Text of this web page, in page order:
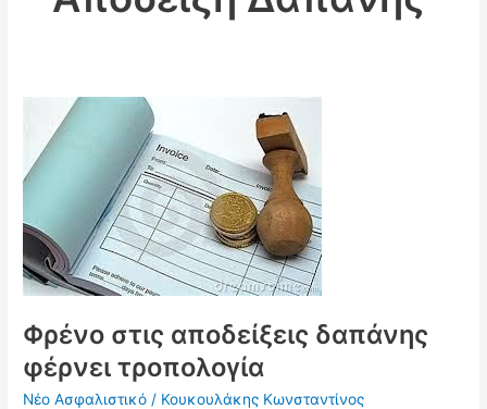
Φρένο στις αποδείξεις δαπάνης
φέρνει τροπολογία
Νέο Ασφαλιστικό / Κουκουλάκης Κωνσταντίνος
αποδείξεις
δαπάνης
τροπολογία